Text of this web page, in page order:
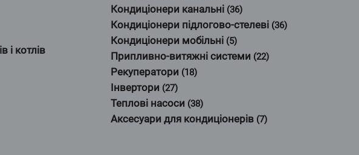
Обслуговування та ремонт бойлерів і котлів
Кондиціонери канальні(36)
Кондиціонери підлогово-стелеві(36)
Кондиціонери мобільні(5)
Припливно-витяжні системи(22)
Рекуператори(18)
Інвертори(27)
Теплові насоси(38)
Аксесуари для кондиціонерів(7)